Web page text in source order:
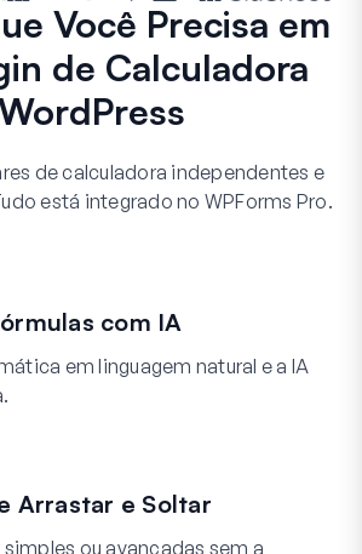
Você Precisa em
de Calculadora
de calculadora independentes e
está integrado no WPForms Pro.
com IA
em linguagem natural e a IA
Arrastar e Soltar
ou avançadas sem a